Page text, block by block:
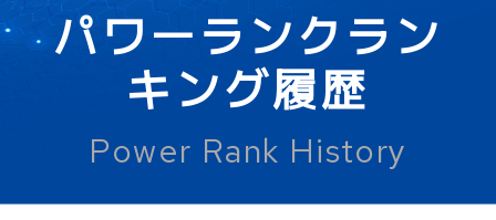
パワーランクラン
キング履歴
Power Rank History